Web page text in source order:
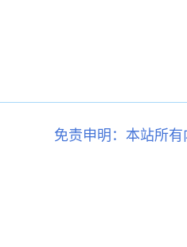
免责申明：本站所